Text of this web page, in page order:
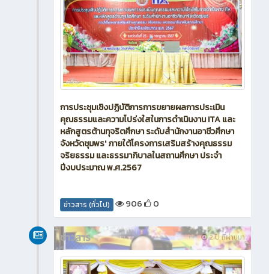
การประชุมเชิงปฏิบัติการการขยายผลการประเมิน
คุณธรรมและความโปร่งใสในการดำเนินงาน ITA และ
หลักสูตรต้านทุจริตศึกษา ระดับสำนักงานอาชีวศึกษา
จังหวัดชุมพร' ภายใต้โครงการเสริมสร้างคุณธรรม
จริยธรรม และธรรมาภิบาลในสถานศึกษา ประจำ
ปีงบประมาณ พ.ศ.2567
ข่าวสาร (ทั่วไป) 906 0
2 ปี ที่ผ่านมา
ข่าวสาร